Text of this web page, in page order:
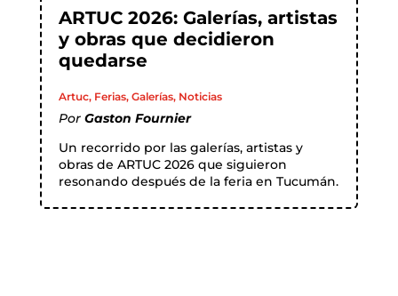
ARTUC 2026: Galerías, artistas
y obras que decidieron
quedarse
Artuc, Ferias, Galerías, Noticias
Por Gaston Fournier
Un recorrido por las galerías, artistas y
obras de ARTUC 2026 que siguieron
resonando después de la feria en Tucumán.